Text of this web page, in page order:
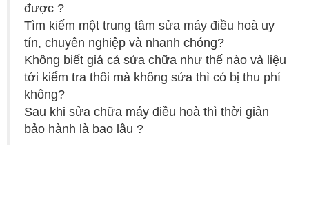
được ?
Tìm kiếm một trung tâm sửa máy điều hoà uy
tín, chuyên nghiệp và nhanh chóng?
Không biết giá cả sửa chữa như thế nào và liệu
tới kiểm tra thôi mà không sửa thì có bị thu phí
không?
Sau khi sửa chữa máy điều hoà thì thời giản
bảo hành là bao lâu ?